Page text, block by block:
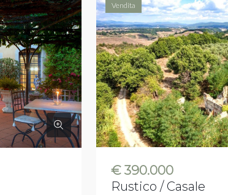
Vendita
€ 390.000
Rustico / Casale